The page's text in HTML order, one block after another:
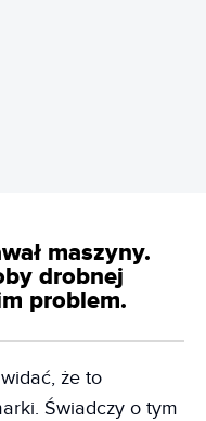
maszyny.
drobnej
problem.
że to
Świadczy o tym